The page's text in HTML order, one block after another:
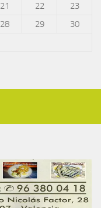
21 22
23
28 29
30